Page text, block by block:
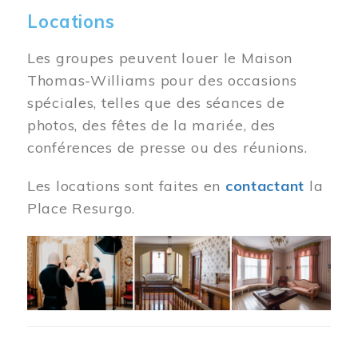
Locations
Les groupes peuvent louer le Maison
Thomas-Williams pour des occasions
spéciales, telles que des séances de
photos, des fêtes de la mariée, des
conférences de presse ou des réunions.
Les locations sont faites en contactant la
Place Resurgo.
Image